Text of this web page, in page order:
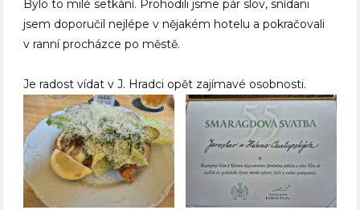
Bylo to milé setkání. Prohodili jsme pár slov, snídani
jsem doporučil nejlépe v nějakém hotelu a pokračovali
v ranní procházce po městě.
Je radost vídat v J. Hradci opět zajímavé osobnosti.